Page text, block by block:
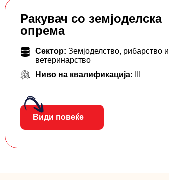
Ракувач со земјоделска
опрема
Сектор: Земјоделство, рибарство и
ветеринарство
Ниво на квалификација:
Види повеќе